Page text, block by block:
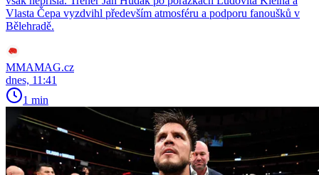
Vlasta Čepa vyzdvihl především atmosféru a podporu fanoušků v
Bělehradě.
MMAMAG.cz
dnes, 11:41
1 min